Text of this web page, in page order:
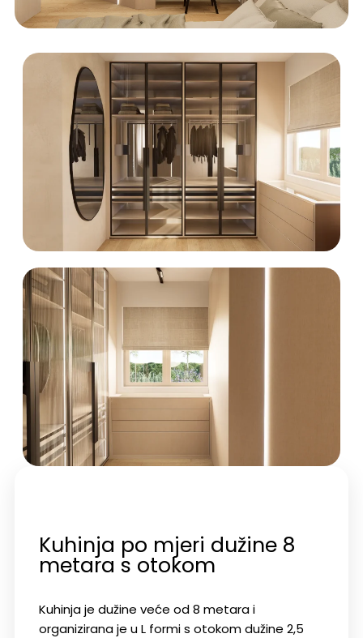
Kuhinja po mjeri dužine 8
metara s otokom
Kuhinja je dužine veće od 8 metara i
organizirana je u L formi s otokom dužine 2,5